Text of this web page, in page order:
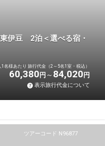
伊豆 2泊＜選べる宿・
1名様あたり 旅行代金（2～5名1室・税込）
60,380 円 84,020 円
表示旅行代金について
ツアーコード N96877